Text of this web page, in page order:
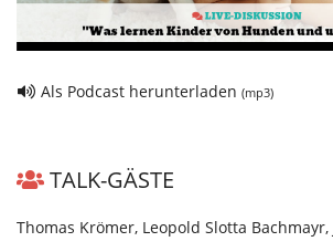
Als Podcast herunterladen (mp3)
TALK-GÄSTE
Thomas Krömer, Leopold Slotta Bachmayr,